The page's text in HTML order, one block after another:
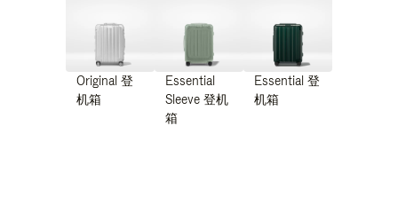
Original 登
机箱
Essential
Sleeve 登机
箱
Essential 登
机箱